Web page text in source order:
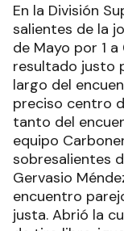
En la División
salientes de la
de Mayo por 1
resultado justo
largo del
preciso centro
tanto del
equipo
sobresalientes
Gervasio
encuentro
justa. Abrió la